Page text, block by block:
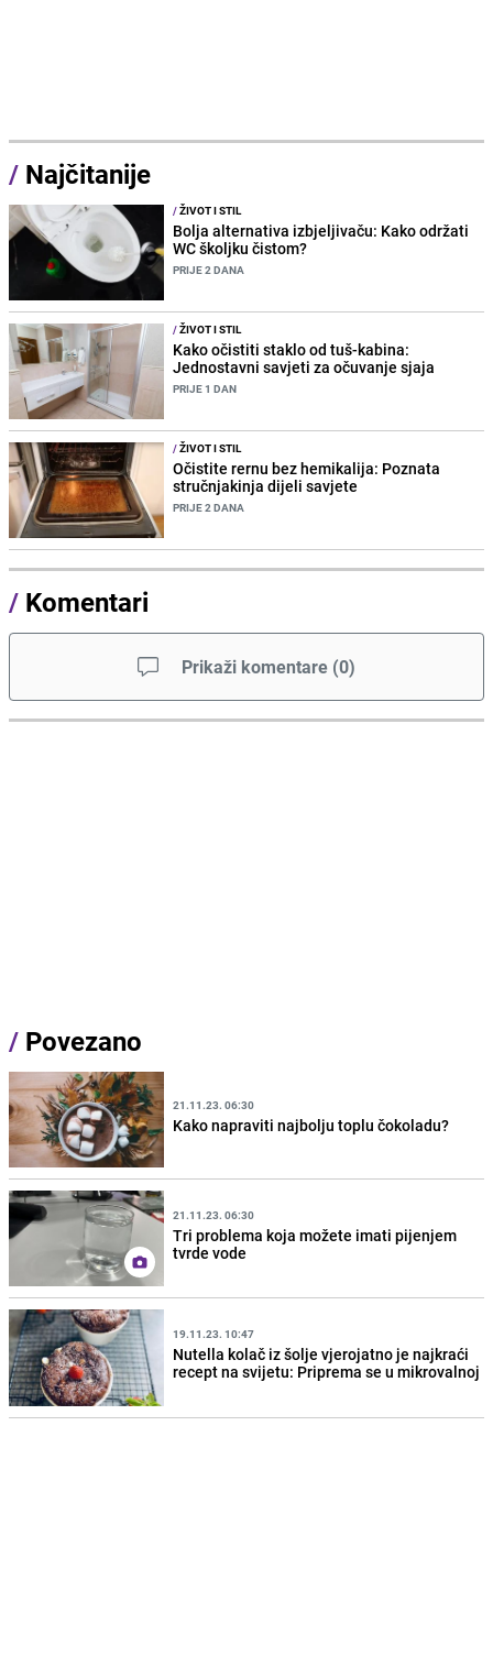
/ Najčitanije
/ŽIVOT I STIL
Bolja alternativa izbjeljivaču: Kako održati
WC školjku čistom?
PRIJE 2 DANA
/ŽIVOT I STIL
Kako očistiti staklo od tuš-kabina:
Jednostavni savjeti za očuvanje sjaja
PRIJE 1 DAN
/ŽIVOT I STIL
Očistite rernu bez hemikalija: Poznata
stručnjakinja dijeli savjete
PRIJE 2 DANA
/ Komentari
Prikaži komentare (0)
/ Povezano
21.11.23. 06:30
Kako napraviti najbolju toplu čokoladu?
21.11.23. 06:30
Tri problema koja možete imati pijenjem
tvrde vode
19.11.23. 10:47
Nutella kolač iz šolje vjerojatno je najkraći
recept na svijetu: Priprema se u mikrovalnoj